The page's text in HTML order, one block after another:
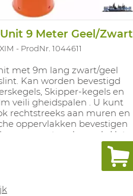
9 Meter Geel/Zwart
ProdNr. 1044611
met 9m lang zwart/geel
Kan worden bevestigd
Skipper-kegels en
veili gheidspalen . U kunt
rechtstreeks aan muren en
oppervlakken bevestigen
van een steunbeugel . Het
bevat handige
zoals een bordhouder ,
betrouwbaar dankzij de